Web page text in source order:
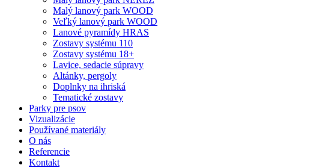
Malý lanový park WOOD
Veľký lanový park WOOD
Lanové pyramídy HRAS
Zostavy systému 110
Zostavy systému 18+
Lavice, sedacie súpravy
Altánky, pergoly
Doplnky na ihriská
Tematické zostavy
Parky pre psov
Vizualizácie
Používané materiály
O nás
Referencie
Kontakt